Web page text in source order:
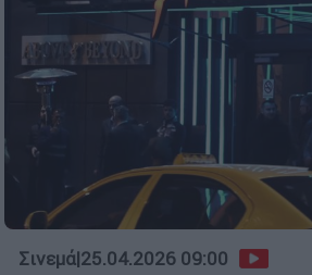
Σινεμά|25.04.2026 09:00